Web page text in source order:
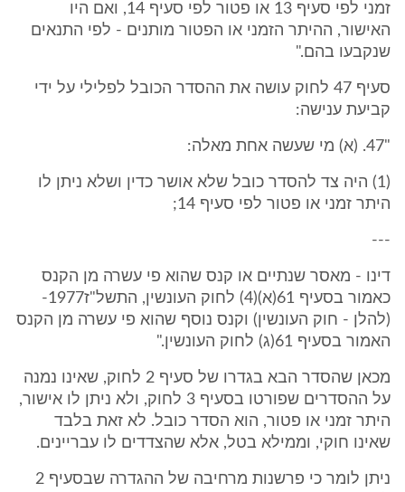
זמני לפי סעיף 13 או פטור לפי סעיף 14, ואם היו
האישור, ההיתר הזמני או הפטור מותנים - לפי התנאים
שנקבעו בהם."
סעיף 47 לחוק עושה את ההסדר הכובל לפלילי על ידי
קביעת ענישה:
"47. (א) מי שעשה אחת מאלה:
(1) היה צד להסדר כובל שלא אושר כדין ושלא ניתן לו
היתר זמני או פטור לפי סעיף 14;
---
דינו - מאסר שנתיים או קנס שהוא פי עשרה מן הקנס
כאמור בסעיף 61(א)(4) לחוק העונשין, התשל"ז1977-
(להלן - חוק העונשין) וקנס נוסף שהוא פי עשרה מן הקנס
האמור בסעיף 61(ג) לחוק העונשין."
מכאן שהסדר הבא בגדרו של סעיף 2 לחוק, שאינו נמנה
על ההסדרים שפורטו בסעיף 3 לחוק, ולא ניתן לו אישור,
היתר זמני או פטור, הוא הסדר כובל. לא זאת בלבד
שאינו חוקי, וממילא בטל, אלא שהצדדים לו עבריינים.
ניתן לומר כי פרשנות מרחיבה של ההגדרה שבסעיף 2